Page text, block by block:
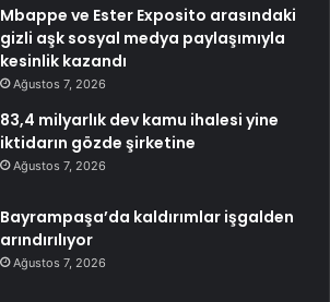
Mbappe ve Ester Exposito arasındaki
gizli aşk sosyal medya paylaşımıyla
kesinlik kazandı
Ağustos 7, 2026
83,4 milyarlık dev kamu ihalesi yine
iktidarın gözde şirketine
Ağustos 7, 2026
Bayrampaşa’da kaldırımlar işgalden
arındırılıyor
Ağustos 7, 2026